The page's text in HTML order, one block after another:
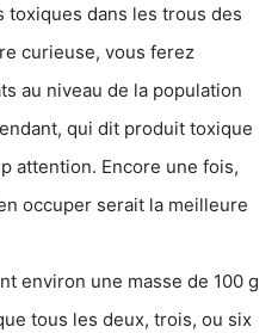
toxiques dans les trous des
curieuse, vous ferez
au niveau de la population
qui dit produit toxique
attention. Encore une fois,
occuper serait la meilleure
environ une masse de 100 g
tous les deux, trois, ou six